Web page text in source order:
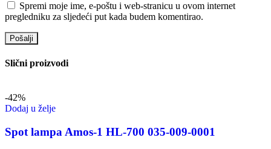
Spremi moje ime, e-poštu i web-stranicu u ovom internet
pregledniku za sljedeći put kada budem komentirao.
Slični proizvodi
-42%
Dodaj u želje
Spot lampa Amos-1 HL-700 035-009-0001